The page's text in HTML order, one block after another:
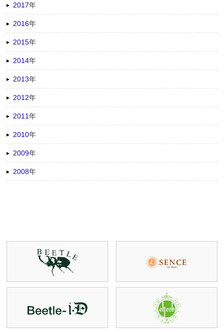
2017年
2016年
2015年
2014年
2013年
2012年
2011年
2010年
2009年
2008年